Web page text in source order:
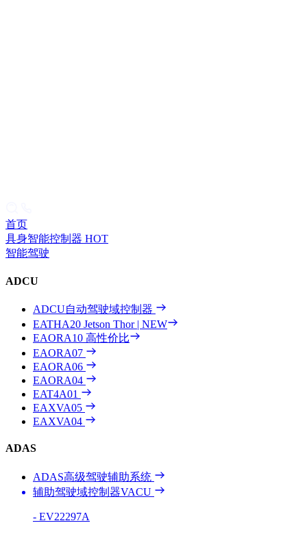
首页
具身智能控制器 HOT
智能驾驶
ADCU
ADCU自动驾驶域控制器
EATHA20 Jetson Thor | NEW
EAORA10 高性价比
EAORA07
EAORA06
EAORA04
EAT4A01
EAXVA05
EAXVA04
ADAS
ADAS高级驾驶辅助系统
辅助驾驶域控制器VACU
- EV22297A